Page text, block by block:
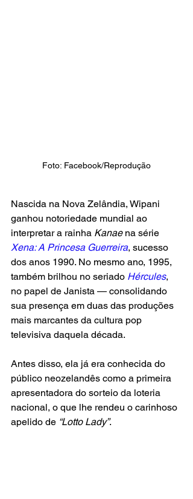
Foto: Facebook/Reprodução
Nascida na Nova Zelândia, Wipani
ganhou notoriedade mundial ao
interpretar a rainha Kanae na série
Xena: A Princesa Guerreira, sucesso
dos anos 1990. No mesmo ano, 1995,
também brilhou no seriado Hércules,
no papel de Janista — consolidando
sua presença em duas das produções
mais marcantes da cultura pop
televisiva daquela década.
Antes disso, ela já era conhecida do
público neozelandês como a primeira
apresentadora do sorteio da loteria
nacional, o que lhe rendeu o carinhoso
apelido de “Lotto Lady”.